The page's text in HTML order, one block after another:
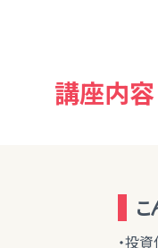
講座内容
こ
・投